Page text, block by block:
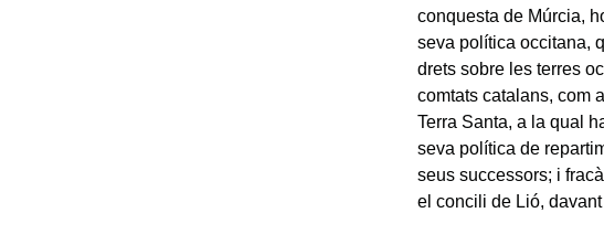
conquesta de Múrcia,
seva política occitana,
drets sobre les terres
comtats catalans, com
Terra Santa, a la qual
seva política de
seus successors; i
el concili de Lió,